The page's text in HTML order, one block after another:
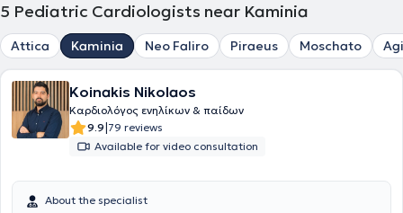
5 Pediatric Cardiologists near Kaminia
Attica Kaminia Neo Faliro Piraeus Moschato
Koinakis Nikolaos
Καρδιολόγος ενηλίκων & παίδων
9.9|79 reviews
Available for video consultation
About the specialist